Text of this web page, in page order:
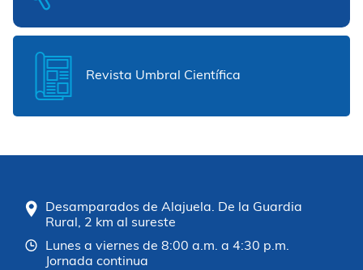
Revista Umbral Científica
Desamparados de Alajuela. De la Guardia
Rural, 2 km al sureste
Lunes a viernes de 8:00 a.m. a 4:30 p.m.
Jornada continua